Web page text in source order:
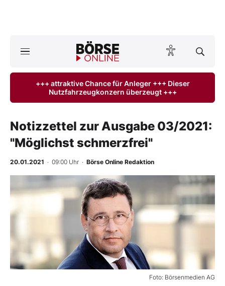
ktuelle Ausgabe BÖRSE ONLINE lesen
Anlageprodukte
Finanz-Check
BO-Musterdepots
Mein B:O
+++ attraktive Chance für Anleger +++ Dieser
Nutzfahrzeugkonzern überzeugt +++
Notizzettel zur Ausgabe 03/2021:
"Möglichst schmerzfrei"
20.01.2021 · 09:00 Uhr · Börse Online Redaktion
Foto: Börsenmedien AG